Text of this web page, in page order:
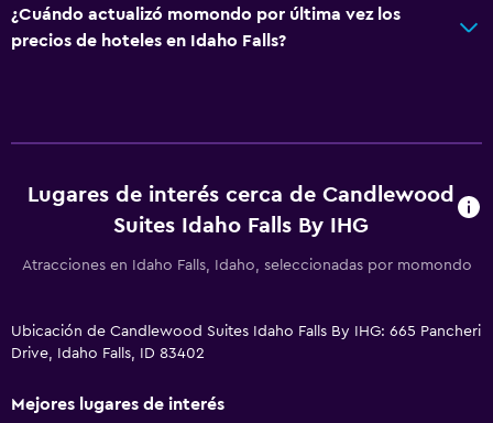
¿Cuándo actualizó momondo por última vez los
precios de hoteles en Idaho Falls?
Lugares de interés cerca de Candlewood
Suites Idaho Falls By IHG
Atracciones en Idaho Falls, Idaho, seleccionadas por momondo
Ubicación de Candlewood Suites Idaho Falls By IHG: 665 Pancheri
Drive, Idaho Falls, ID 83402
Mejores lugares de interés